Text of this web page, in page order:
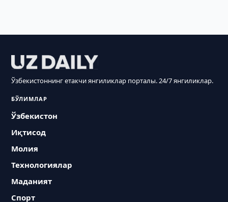
Ўзбекистоннинг етакчи янгиликлар порталы. 24/7 янгиликлар.
БЎЛИМЛАР
Ўзбекистон
Иқтисод
Молия
Технологиялар
Маданият
Спорт